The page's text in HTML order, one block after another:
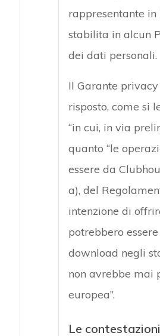
rappresentante in
stabilita in alcun
dei dati personali.
Il Garante
risposto, come si
“in cui, in via
quanto “le
essere da
a), del
intenzione di
potrebbero
download negli
non avrebbe mai
europea”.
Le